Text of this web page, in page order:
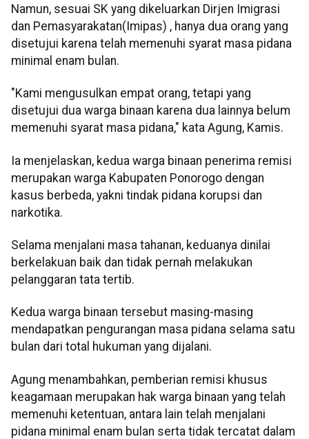
Namun, sesuai SK yang dikeluarkan Dirjen Imigrasi
dan Pemasyarakatan(Imipas) , hanya dua orang yang
disetujui karena telah memenuhi syarat masa pidana
minimal enam bulan.
"Kami mengusulkan empat orang, tetapi yang
disetujui dua warga binaan karena dua lainnya belum
memenuhi syarat masa pidana," kata Agung, Kamis.
Ia menjelaskan, kedua warga binaan penerima remisi
merupakan warga Kabupaten Ponorogo dengan
kasus berbeda, yakni tindak pidana korupsi dan
narkotika.
Selama menjalani masa tahanan, keduanya dinilai
berkelakuan baik dan tidak pernah melakukan
pelanggaran tata tertib.
Kedua warga binaan tersebut masing-masing
mendapatkan pengurangan masa pidana selama satu
bulan dari total hukuman yang dijalani.
Agung menambahkan, pemberian remisi khusus
keagamaan merupakan hak warga binaan yang telah
memenuhi ketentuan, antara lain telah menjalani
pidana minimal enam bulan serta tidak tercatat dalam